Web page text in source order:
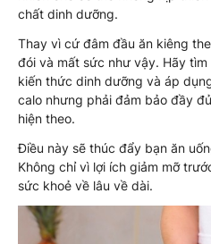
chất dinh dưỡng.
Thay vì cứ đâm đầu ăn kiêng
đói và mất sức như vậy. Hãy
kiến thức dinh dưỡng và áp
calo nhưng phải đảm bảo đầy
hiện theo.
Điều này sẽ thúc đẩy bạn ăn
Không chỉ vì lợi ích giảm mỡ
sức khoẻ về lâu về dài.